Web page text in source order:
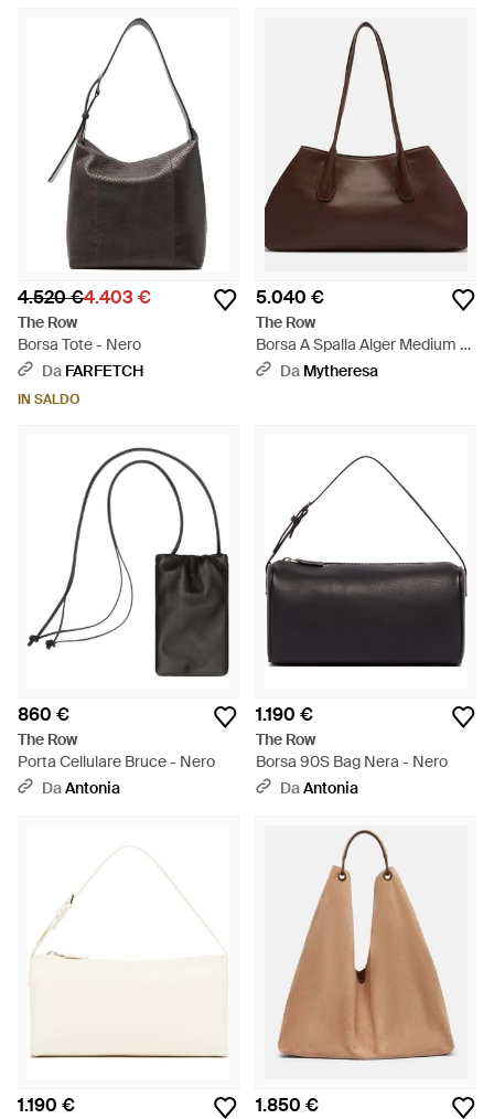
4.520 €4.403 €
The Row
Borsa Tote - Nero
Da FARFETCH
IN SALDO
5.040 €
The Row
Borsa A Spalla Alger Medium -
Marrone
Da Mytheresa
860 €
The Row
Porta Cellulare Bruce - Nero
DaAntonia
1.190 €
The Row
Borsa 90S Bag Nera - Nero
DaAntonia
1.190 € 1.850 €